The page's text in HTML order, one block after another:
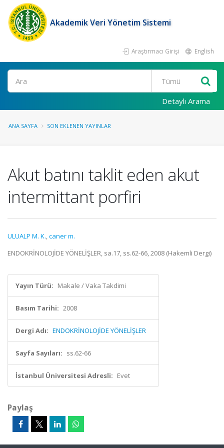
Akademik Veri Yönetim Sistemi
Araştırmacı Girişi English
Ara
Detaylı Arama
ANA SAYFA SON EKLENEN YAYINLAR
Akut batını taklit eden akut
intermittant porfiri
ULUALP M. K.,caner m.
ENDOKRİNOLOJİDE YÖNELİŞLER, sa.17, ss.62-66, 2008 (Hakemli Dergi)
Yayın Türü: Makale / Vaka Takdimi
Basım Tarihi: 2008
Dergi Adı: ENDOKRİNOLOJİDE YÖNELİŞLER
Sayfa Sayıları: ss.62-66
İstanbul Üniversitesi Adresli: Evet
Paylaş